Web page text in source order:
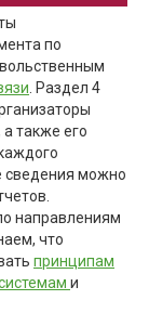
по
. Раздел 4
также его
сведения можно
направлениям
что
принципам
и